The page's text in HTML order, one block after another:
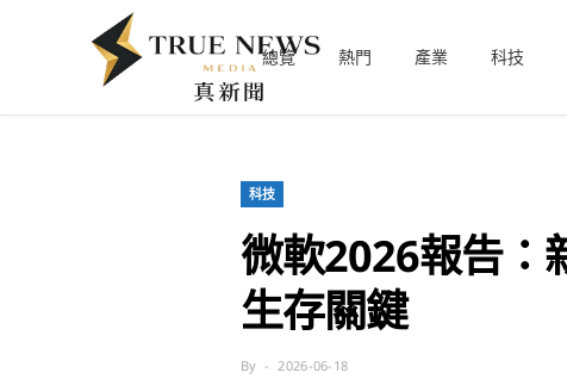
總覽 熱門 產業 科技
科技
微軟2026報告：
生存關鍵
By 2026-06-18